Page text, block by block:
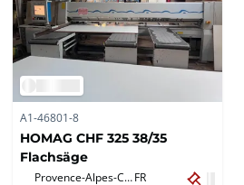
A1-46801-8
HOMAG CHF 325 38/35
Flachsäge
Provence-Alpes-Côte d'Azur,FR